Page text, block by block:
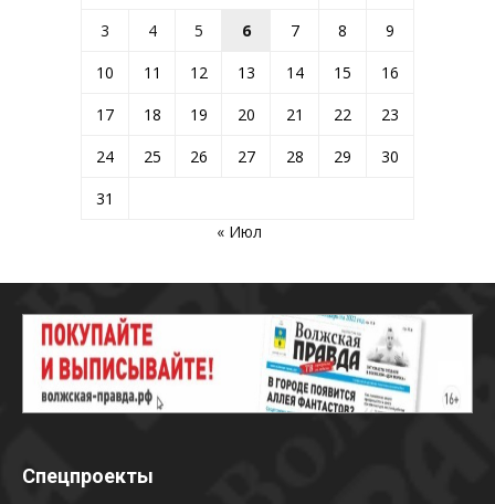
3
4 5 6 7 8
9
10
11 12 13 14 15
16
17
18 19 20 21 22
23
24
25 26 27 28 29
30
31
« Июл
Спецпроекты